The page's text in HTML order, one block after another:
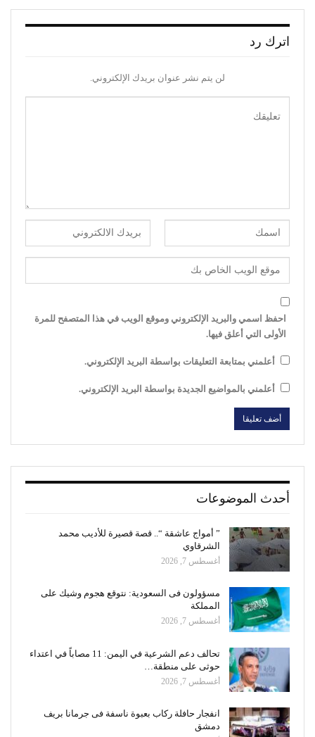
اترك رد
لن يتم نشر عنوان بريدك الإلكتروني.
احفظ اسمي والبريد الإلكتروني وموقع الويب في هذا المتصفح للمرة
الأولى التي أعلق فيها.
أعلمني بمتابعة التعليقات بواسطة البريد الإلكتروني.
أعلمني بالمواضيع الجديدة بواسطة البريد الإلكتروني.
أحدث الموضوعات
” أمواج عاشقة “.. قصة قصيرة للأديب محمد
الشرقاوي
أغسطس 7, 2026
مسؤولون فى السعودية: نتوقع هجوم وشيك على
المملكة
أغسطس 7, 2026
تحالف دعم الشرعية في اليمن: 11 مصاباً في اعتداء
حوثى على منطقة…
أغسطس 7, 2026
انفجار حافلة ركاب بعبوة ناسفة فى جرمانا بريف
دمشق